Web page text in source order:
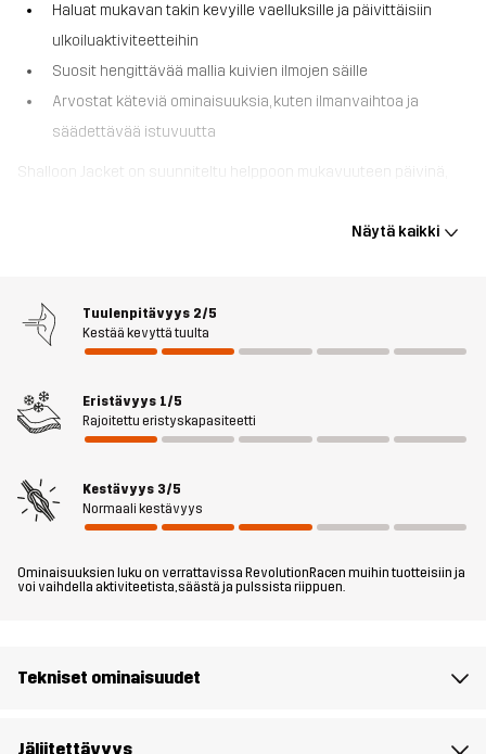
Haluat mukavan takin kevyille vaelluksille ja päivittäisiin
ulkoiluaktiviteetteihin
Suosit hengittävää mallia kuivien ilmojen säille
Arvostat käteviä ominaisuuksia, kuten ilmanvaihtoa ja
säädettävää istuvuutta
Shalloon Jacket on suunniteltu helppoon mukavuuteen päivinä,
hengittävyyttä, kun taas DWR-käsitelty pinta antaa kevyen
hihansuut ja helma antavat sinulle mahdollisuuden räätälöidä
istuvuutta. Takki on viimeistelty kaksisuuntaisella etuvetoketjulla
ja kolmella käytännöllisellä taskulla. Tämä on takkivalintasi
Malli on 175 cm ja käyttää kokoa M
Istuvuus REGULAR
Puuvillaa
Näytä kaikki
Tuulenpitävyys 2/5
Kestää kevyttä tuulta
Eristävyys 1/5
Rajoitettu eristyskapasiteetti
Kestävyys 3/5
Normaali kestävyys
Ominaisuuksien luku on verrattavissa RevolutionRacen muihin tuotteisiin ja
voi vaihdella aktiviteetista, säästä ja pulssista riippuen.
Tekniset ominaisuudet
Jäljitettävyys